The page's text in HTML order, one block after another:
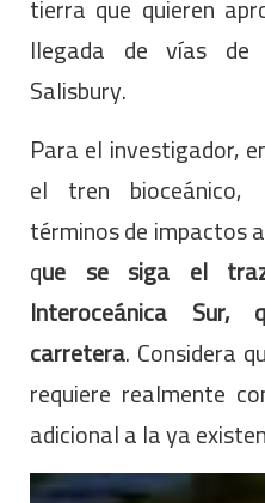
tierra que quieren
llegada de vías de
Salisbury.
Para el investigador,
el tren bioceánico,
términos de impactos
que se siga el
Interoceánica
carretera. Considera
requiere realmente
adicional a la ya